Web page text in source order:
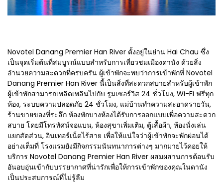
Novotel Danang Premier Han River ตั้งอยู่ในย่าน Hai Chau ซึ่ง
เป็นจุดเริ่มต้นที่สมบูรณ์แบบสำหรับการเที่ยวชมเมืองดานัง ด้วยสิ่ง
อำนวยความสะดวกที่ครบครัน ผู้เข้าพักจะพบว่าการเข้าพักที่ Novotel
Danang Premier Han River นี้เป็นสิ่งที่สะดวกสบายสำหรับผู้เข้าพัก
ผู้เข้าพักสามารถเพลิดเพลินไปกับ รูมเซอร์วิส 24 ชั่วโมง, Wi-Fi ฟรีทุก
ห้อง, ระบบความปลอดภัย 24 ชั่วโมง, แม่บ้านทำความสะอาดรายวัน,
ร้านขายของที่ระลึก ห้องพักบางห้องได้รับการออกแบบเพื่อความสะดวก
สบาย โดยมีโทรทัศน์จอแบน, ห้องสุขาเพิ่มเติม, ตู้เสื้อผ้า, ห้องนั่งเล่น
แยกสัดส่วน, อินเทอร์เน็ตไร้สาย เพื่อให้แน่ใจว่าผู้เข้าพักจะพักผ่อนได้
อย่างเต็มที่ โรงแรมยังมีกิจกรรมนันทนาการต่างๆ มากมายไว้คอยให้
บริการ Novotel Danang Premier Han River ผสมผสานการต้อนรับ
อันอบอุ่นเข้ากับบรรยากาศที่น่ารักเพื่อให้การเข้าพักของคุณในดานัง
เป็นประสบการณ์ที่ไม่รู้ลืม